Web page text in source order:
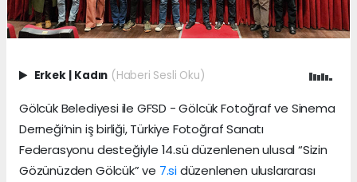
Erkek | Kadın (Haberi Sesli Oku)
Gölcük Belediyesi ile GFSD - Gölcük Fotoğraf ve Sinema
Derneği’nin iş birliği, Türkiye Fotoğraf Sanatı
Federasyonu desteğiyle 14.sü düzenlenen ulusal “Sizin
Gözünüzden Gölcük” ve 7.sidüzenlenen uluslararası